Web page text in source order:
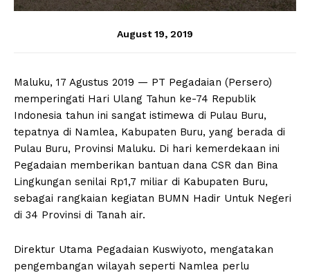
August 19, 2019
Maluku, 17 Agustus 2019 — PT Pegadaian (Persero)
memperingati Hari Ulang Tahun ke-74 Republik
Indonesia tahun ini sangat istimewa di Pulau Buru,
tepatnya di Namlea, Kabupaten Buru, yang berada di
Pulau Buru, Provinsi Maluku. Di hari kemerdekaan ini
Pegadaian memberikan bantuan dana CSR dan Bina
Lingkungan senilai Rp1,7 miliar di Kabupaten Buru,
sebagai rangkaian kegiatan BUMN Hadir Untuk Negeri
di 34 Provinsi di Tanah air.
Direktur Utama Pegadaian Kuswiyoto, mengatakan
pengembangan wilayah seperti Namlea perlu